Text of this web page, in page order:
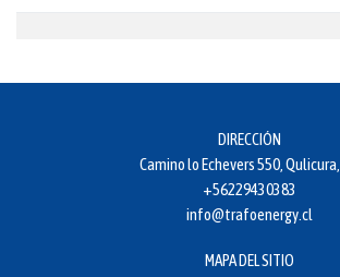
DIRECCIÓN
Camino lo Echevers 550, Qulicura,
+56229430383
info@trafoenergy.cl
MAPA DEL SITIO